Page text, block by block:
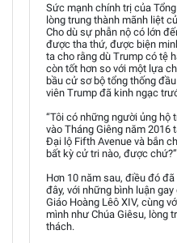
Sức mạnh chính trị của
lòng trung thành mãnh liệt
Cho dù sự phẫn nộ có lớn
được tha thứ, được biện
ta cho rằng dù Trump có tệ
còn tốt hơn so với một lựa
bầu cử sơ bộ tổng thống
viên Trump đã kinh ngạc
“Tôi có những người ủng hộ
vào Tháng Giêng năm 2016
Đại lộ Fifth Avenue và bắn
bất kỳ cử tri nào, được chứ?”
Hơn 10 năm sau, điều đó
đây, với những bình luận
Giáo Hoàng Lêô XIV, cùng
mình như Chúa Giêsu, lòng
thách.